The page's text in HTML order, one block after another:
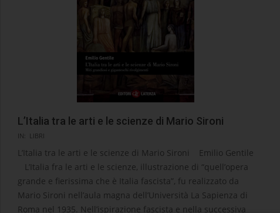
L’Italia tra le arti e le scienze di Mario Sironi
2025-
03-
IN: LIBRI
L’Italia tra le arti e le scienze di Mario Sironi Emilio Gentile
L’Italia fra le arti e le scienze, illustrazione di “quell’opera
grande e fierissima che è Italia fascista”, fu realizzato da
Mario Sironi nell’aula magna dell’Università La Sapienza di
Roma nel 1935. Nell’ispirazione fascista e nella successiva